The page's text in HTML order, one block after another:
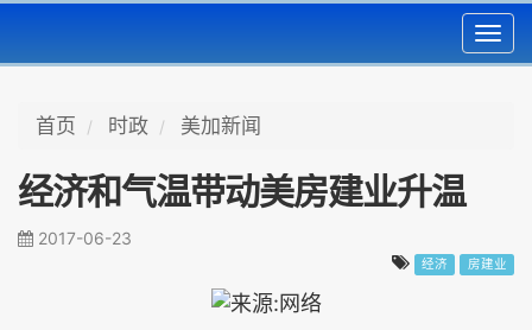
首页 时政 美加新闻
经济和气温带动美房建业升温
2017-06-23
经济 房建业